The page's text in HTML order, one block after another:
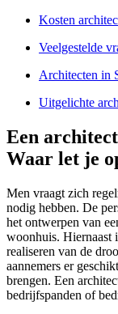
Kosten
Veelgestelde
Architecten in
Uitgelichte
Een
Waar let je
Men vraagt zich
nodig hebben. De
het ontwerpen van
woonhuis. Hiernaast
realiseren van de
aannemers er
brengen. Een
bedrijfspanden of